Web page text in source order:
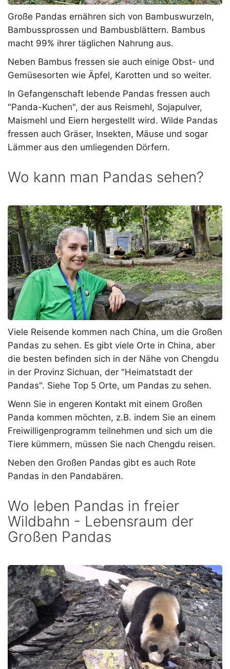
Große Pandas ernähren sich von Bambuswurzeln,
Bambussprossen und Bambusblättern. Bambus
macht 99% ihrer täglichen Nahrung aus.
Neben Bambus fressen sie auch einige Obst- und
Gemüsesorten wie Äpfel, Karotten und so weiter.
In Gefangenschaft lebende Pandas fressen auch
"Panda-Kuchen", der aus Reismehl, Sojapulver,
Maismehl und Eiern hergestellt wird. Wilde Pandas
fressen auch Gräser, Insekten, Mäuse und sogar
Lämmer aus den umliegenden Dörfern.
Wo kann man Pandas sehen?
Viele Reisende kommen nach China, um die Großen
Pandas zu sehen. Es gibt viele Orte in China, aber
die besten befinden sich in der Nähe von Chengdu
in der Provinz Sichuan, der "Heimatstadt der
Pandas". Siehe Top 5 Orte, um Pandas zu sehen.
Wenn Sie in engeren Kontakt mit einem Großen
Panda kommen möchten, z.B. indem Sie an einem
Freiwilligenprogramm teilnehmen und sich um die
Tiere kümmern, müssen Sie nach Chengdu reisen.
Neben den Großen Pandas gibt es auch Rote
Pandas in den Pandabären.
Wo leben Pandas in freier
Wildbahn - Lebensraum der
Großen Pandas